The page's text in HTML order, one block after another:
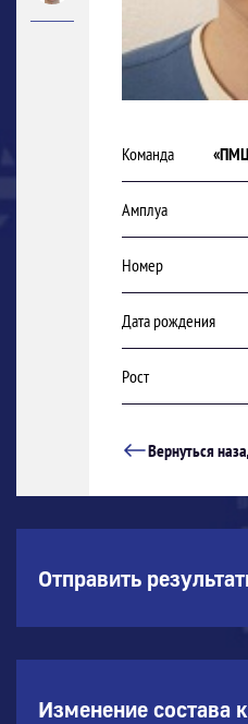
Команда
Амплуа
Номер
Дата рождения
Рост
Вернуться
Отправить
Изменение состава